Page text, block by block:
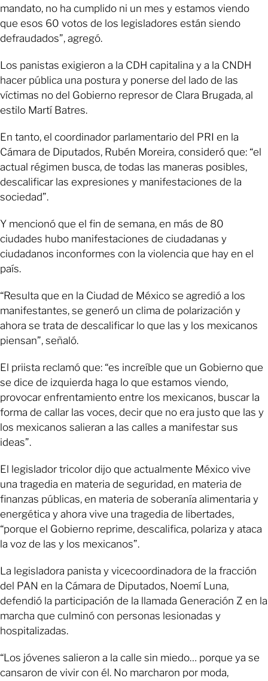
mandato, no ha cumplido ni un mes y estamos viendo
que esos 60 votos de los legisladores están siendo
defraudados”, agregó.
Los panistas exigieron a la CDH capitalina y a la CNDH
hacer pública una postura y ponerse del lado de las
víctimas no del Gobierno represor de Clara Brugada, al
estilo Martí Batres.
En tanto, el coordinador parlamentario del PRI en la
Cámara de Diputados, Rubén Moreira, consideró que: “el
actual régimen busca, de todas las maneras posibles,
descalificar las expresiones y manifestaciones de la
sociedad”.
Y mencionó que el fin de semana, en más de 80
ciudades hubo manifestaciones de ciudadanas y
ciudadanos inconformes con la violencia que hay en el
país.
“Resulta que en la Ciudad de México se agredió a los
manifestantes, se generó un clima de polarización y
ahora se trata de descalificar lo que las y los mexicanos
piensan”, señaló.
El priista reclamó que: “es increíble que un Gobierno que
se dice de izquierda haga lo que estamos viendo,
provocar enfrentamiento entre los mexicanos, buscar la
forma de callar las voces, decir que no era justo que las y
los mexicanos salieran a las calles a manifestar sus
ideas”.
El legislador tricolor dijo que actualmente México vive
una tragedia en materia de seguridad, en materia de
finanzas públicas, en materia de soberanía alimentaria y
energética y ahora vive una tragedia de libertades,
“porque el Gobierno reprime, descalifica, polariza y ataca
la voz de las y los mexicanos”.
La legisladora panista y vicecoordinadora de la fracción
del PAN en la Cámara de Diputados, Noemí Luna,
defendió la participación de la llamada Generación Z en la
marcha que culminó con personas lesionadas y
hospitalizadas.
“Los jóvenes salieron a la calle sin miedo… porque ya se
cansaron de vivir con él. No marcharon por moda,